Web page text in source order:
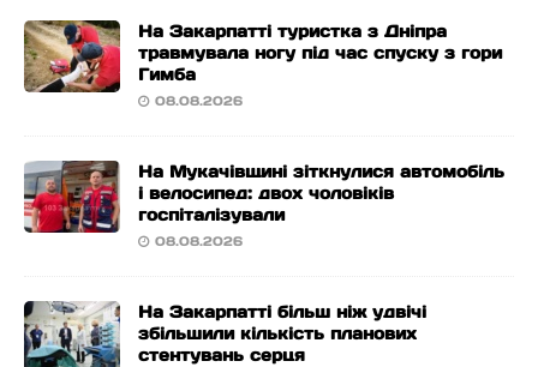
На Закарпатті туристка з Дніпра
травмувала ногу під час спуску з гори
Гимба
08.08.2026
На Мукачівщині зіткнулися автомобіль
і велосипед: двох чоловіків
госпіталізували
08.08.2026
На Закарпатті більш ніж удвічі
збільшили кількість планових
стентувань серця